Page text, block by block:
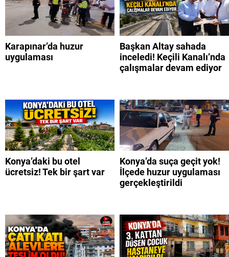
Karapınar’da huzur
uygulaması
Başkan Altay sahada
inceledi! Keçili Kanalı’nda
çalışmalar devam ediyor
Konya’daki bu otel
ücretsiz! Tek bir şart var
Konya’da suça geçit yok!
İlçede huzur uygulaması
gerçekleştirildi